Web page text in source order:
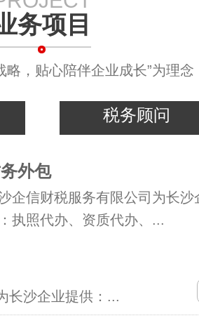
务项目
略，贴心陪伴企业成长”为理念
税务咨询
外包
企信财税服务有限公司为长沙
执照代办、资质代办、...
长沙企业提供：...